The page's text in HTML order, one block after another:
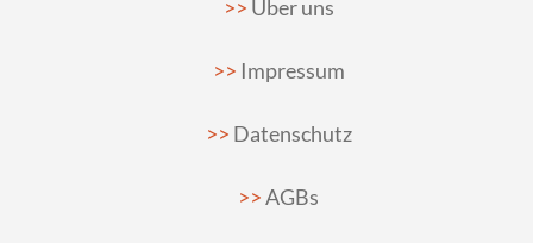
Über uns
Impressum
Datenschutz
AGBs